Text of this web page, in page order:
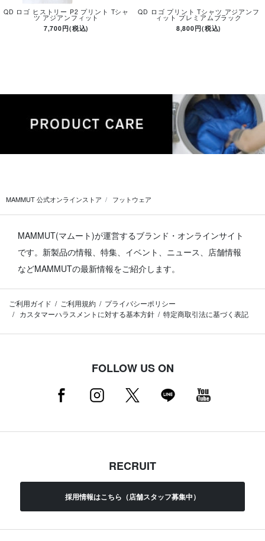
QD ロゴ ヒストリー P2 プリント Tシャ
ツ アジアンフィット
7,700円(税込)
QD ロゴ プリント Tシャツ アジアンフ
ィット プレミアムブラック
8,800円(税込)
MAMMUT 公式オンラインストア フットウェア
MAMMUT(マムート)が運営するブランド・オンラインサイト
です。 新製品の情報、特集、イベント、ニュース、店舗情報
などMAMMUTの最新情報をご紹介します。
ご利用ガイド ご利用規約
プライバシーポリシー
カスタマーハラスメントに対する基本方針
特定商取引法に基づく表記
FOLLOW US ON
RECRUIT
採用情報はこちら（店舗スタッフ募集中）